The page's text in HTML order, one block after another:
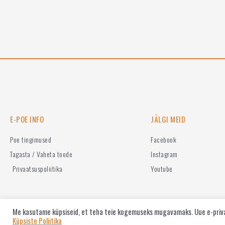
E-POE INFO
Poe tingimused
Tagasta / Vaheta toode
Privaatsuspoliitika
JÄLGI MEID
Facebook
Instagram
Youtube
Me kasutame küpsiseid, et teha teie kogemuseks mugavamaks. Uue e-
Küpsiste Poliitika
jQuery(function ($) { $(document).on('click', '.elementor-menu-toggle', function